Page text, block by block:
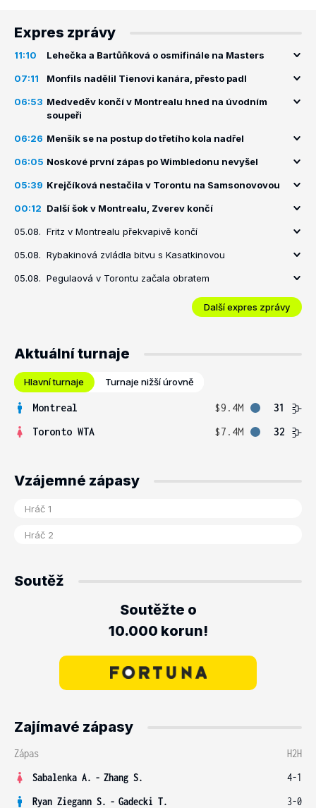
Expres zprávy
11:10 Lehečka a Bartůňková o osmifinále na Masters
07:11 Monfils nadělil Tienovi kanára, přesto padl
06:53 Medveděv končí v Montrealu hned na úvodním
soupeři
06:26 Menšík se na postup do třetího kola nadřel
06:05 Noskové první zápas po Wimbledonu nevyšel
05:39 Krejčíková nestačila v Torontu na Samsonovovou
00:12 Další šok v Montrealu, Zverev končí
05.08. Fritz v Montrealu překvapivě končí
05.08. Rybakinová zvládla bitvu s Kasatkinovou
05.08. Pegulaová v Torontu začala obratem
Další expres zprávy
Aktuální turnaje
Hlavní turnaje Turnaje nižší úrovně
Montreal $9.4M
31
Toronto WTA
$7.4M 32
Vzájemné zápasy
Soutěž
Soutěžte o
10.000 korun!
Zajímavé zápasy
Zápas
H2H
Sabalenka A. - Zhang S.
4-1
Ryan Ziegann S. - Gadecki T.
3-0